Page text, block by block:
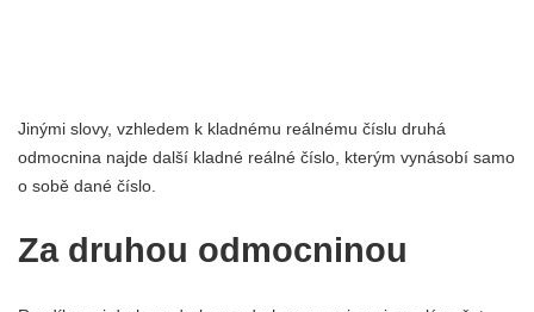
Jinými slovy, vzhledem k kladnému reálnému číslu druhá
odmocnina najde další kladné reálné číslo, kterým vynásobí samo
o sobě dané číslo.
Za druhou odmocninou